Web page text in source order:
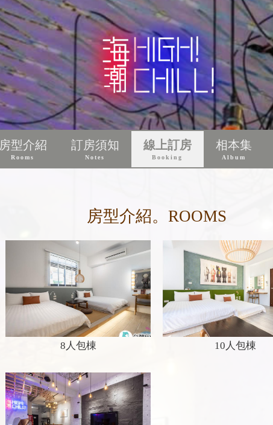
房型介紹
Rooms
訂房須知
Notes
線上訂房
Booking
相本集
Album
房型介紹。ROOMS
8人包棟 10人包棟